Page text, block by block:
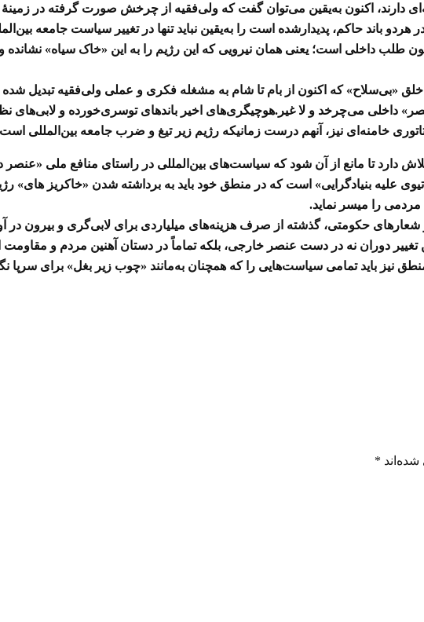
دارند، اکنون به‌یقین می‌توان گفت که ولی‌فقیه از چرخش صورت گرفته در
باند حاکم، پدیدارشده است را به‌یقین نباید تنها در تغییر سیاست جامعه
داخلی است؛ یعنی همان نیرویی که این رژیم را به این «خاک سیاه» نشانده
خلق «بی‌سلاح» که اکنون از بام تا شام به مشغله فکری و عملی ولی‌فقیه تبدیل شده
داخلی می‌چرخد و لا غیر.هوچیگری‌های اخیر باندهای توسری‌خورده و لابی‌های
خامنه‌ای نیز، آنهم درست زمانیکه رژیم زیر تیغ و ضرب جامعه بین‌المللی
دارد تا مانع از آن شود که سیاست‌های بین‌المللی در راستای منافع ملی «عنصر
علیه بنیادگرایی» است که در منطق خود باید به برداشته شدن «خاکریز های»
مردمی را میسر نماید.
حکومتی، گذشته از صرف هزینه‌های میلیاردی برای لابی‌گری و بیرون در
دوران نه در دست عنصر خارجی، بلکه تماماً در دستان آهنین مردم و مقاومت
نیز باید تمامی سیاست‌هایی را که همچنان به‌مانند «چوب زیر بغل» برای سرپا
*